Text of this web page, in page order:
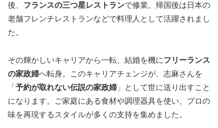
後、 フランスの三つ星レストランで修業。帰国後は日本の
老舗フレンチレストランなどで料理人として活躍されまし
た。
その輝かしいキャリアから一転、結婚を機にフリーランス
の家政婦へ転身。このキャリアチェンジが、志麻さんを
「 予約が取れない伝説の家政婦 」として世に送り出すこと
になります。ご家庭にある食材や調理器具を使い、プロの
味を再現するスタイルが多くの支持を集めました。